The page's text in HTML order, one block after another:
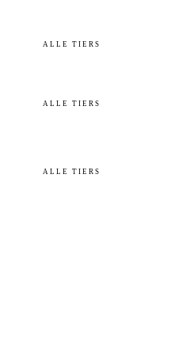
ALLE TIERS
ALLE TIERS
ALLE TIERS